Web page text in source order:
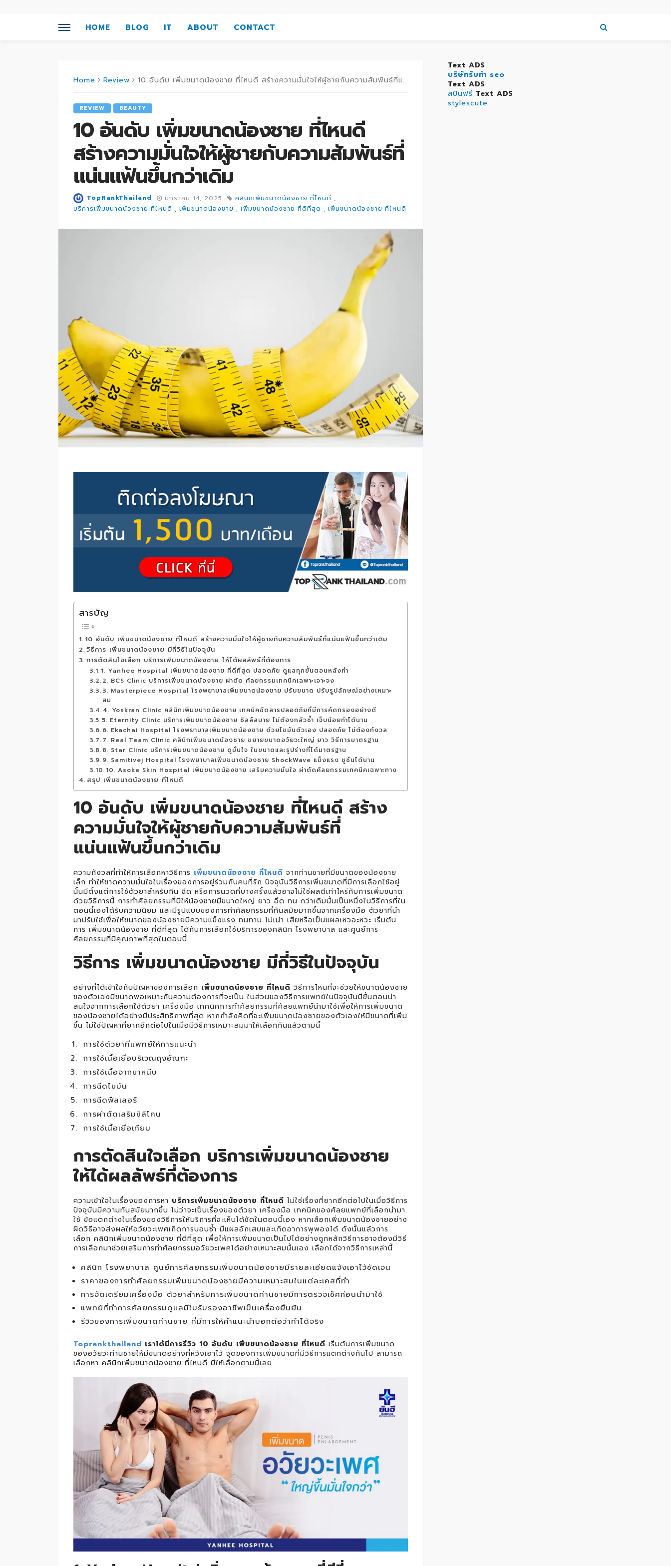
HOME BLOG IT ABOUT CONTACT
Home Review 10 อันดับ เพิ่มขนาดน้องชาย ที่ไหนดี สร้างความมั่นใจให้ผู้ชายกับความสัมพันธ์ที่แน่นแฟ้นขึ้นกว่าเดิม
REVIEW BEAUTY
10 อันดับ เพิ่มขนาดน้องชาย ที่ไหนดี
สร้างความมั่นใจให้ผู้ชายกับความสัมพันธ์ที่
แน่นแฟ้นขึ้นกว่าเดิม
TopRankThailand มกราคม 14, 2025
คลินิกเพิ่มขนาดน้องชาย ที่ไหนดี
บริการเพิ่มขนาดน้องชาย ที่ไหนดี
เพิ่มขนาดน้องชาย เพิ่มขนาดน้องชาย ที่ดีที่สุด เพิ่มขนาดน้องชาย ที่ไหนดี
สารบัญ
10 อันดับ เพิ่มขนาดน้องชาย ที่ไหนดี สร้างความมั่นใจให้ผู้ชายกับความสัมพันธ์ที่แน่นแฟ้นขึ้นกว่าเดิม
วิธีการ เพิ่มขนาดน้องชาย มีกี่วิธีในปัจจุบัน
การตัดสินใจเลือก บริการเพิ่มขนาดน้องชาย ให้ได้ผลลัพธ์ที่ต้องการ
1. Yanhee Hospital เพิ่มขนาดน้องชาย ที่ดีที่สุด ปลอดภัย ดูแลทุกขั้นตอนหลังทำ
2. BCS Clinic บริการเพิ่มขนาดน้องชาย ผ่าตัด ศัลยกรรมเทคนิคเฉพาะเจาะจง
3. Masterpiece Hospital โรงพยาบาลเพิ่มขนาดน้องชาย ปรับขนาด ปรับรูปลักษณ์อย่างเหมาะ
สม
4. Yoskran Clinic คลินิกเพิ่มขนาดน้องชาย เทคนิคฉีดสารปลอดภัยที่มีการคัดกรองอย่างดี
5. Eternity Clinic บริการเพิ่มขนาดน้องชาย ชิลล์สบาย ไม่ต้องกลัวช้ำ เจ็บน้อยทำได้นาน
6. Ekachai Hospital โรงพยาบาลเพิ่มขนาดน้องชาย ด้วยไขมันตัวเอง ปลอดภัย ไม่ต้องกังวล
7. Real Team Clinic คลินิกเพิ่มขนาดน้องชาย ขยายขนาดอวัยวะใหญ่ ยาว วิธีการมาตรฐาน
8. Star Clinic บริการเพิ่มขนาดน้องชาย ดูมั่นใจ ในขนาดและรูปร่างที่ได้มาตรฐาน
9. Samitivej Hospital โรงพยาบาลเพิ่มขนาดน้องชาย ShockWave แข็งแรง ชูชันได้นาน
10. Asoke Skin Hospital เพิ่มขนาดน้องชาย เสริมความมั่นใจ ผ่าตัดศัลยกรรมเทคนิคเฉพาะทาง
สรุป เพิ่มขนาดน้องชาย ที่ไหนดี
10 อันดับ เพิ่มขนาดน้องชาย ที่ไหนดี สร้าง
ความมั่นใจให้ผู้ชายกับความสัมพันธ์ที่
แน่นแฟ้นขึ้นกว่าเดิม
ความกังวลที่ทำให้การเลือกหาวิธีการ เพิ่มขนาดน้องชาย ที่ไหนดี จากท่านชายที่มีขนาดของน้องชาย
เล็ก ทำให้ขาดความมั่นใจในเรื่องของการอยู่ร่วมกับคนที่รัก ปัจจุบันวิธีการเพิ่มขนาดที่มีการเลือกใช้อยู่
นั้นมีตั้งแต่การใช้ตัวยาสำหรับกิน ฉีด หรือการนวดที่บางครั้งแล้วอาจไม่ใช่ผลดีเท่าไหร่กับการเพิ่มขนาด
ด้วยวิธีการนี้ การทำศัลยกรรมที่มีให้น้องชายมีขนาดใหญ่ ยาว อึด ทน กว่าเดิมนั้นเป็นหนึ่งในวิธีการที่ใน
ตอนนี้เองได้รับความนิยม และมีรูปแบบของการทำศัลยกรรมที่ทันสมัยมากขึ้นจากเครื่องมือ ตัวยาที่นำ
มาปรับใช้เพื่อให้ขนาดของน้องชายมีความแข็งแรง ทนทาน ไม่เน่า เสียหรือเป็นแผลเหวอะหวะ เริ่มต้น
การ เพิ่มขนาดน้องชาย ที่ดีที่สุด ได้กับการเลือกใช้บริการของคลินิก โรงพยาบาล และศูนย์การ
ศัลยกรรมที่มีคุณภาพที่สุดในตอนนี้
วิธีการ เพิ่มขนาดน้องชาย มีกี่วิธีในปัจจุบัน
อย่างที่ได้เข้าใจกับปัญหาของการเลือก เพิ่มขนาดน้องชาย ที่ไหนดี วิธีการไหนที่จะช่วยให้ขนาดน้องชาย
ของตัวเองมีขนาดพอเหมาะกับความต้องการที่จะเป็น ในส่วนของวิธีการแพทย์ในปัจจุบันมีขั้นตอนน่า
สนใจจากการเลือกใช้ตัวยา เครื่องมือ เทคนิคการทำศัลยกรรมที่ศัลยแพทย์นำมาใช้เพื่อให้การเพิ่มขนาด
ของน้องชายได้อย่างมีประสิทธิภาพที่สุด หากกำลังคิดที่จะเพิ่มขนาดน้องชายของตัวเองให้มีขนาดที่เพิ่ม
ขึ้น ไม่ใช่ปัญหาที่ยากอีกต่อไปในเมื่อมีวิธีการเหมาะสมมาให้เลือกกันแล้วตามนี้
การใช้ตัวยาที่แพทย์ให้การแนะนำ
การใช้เนื้อเยื่อบริเวณถุงอัณฑะ
การใช้เนื้อจากขาหนีบ
การฉีดไขมัน
การฉีดฟืลเลอร์
การผ่าตัดเสริมซิลิโคน
การใช้เนื้อเยื่อเทียม
การตัดสินใจเลือก บริการเพิ่มขนาดน้องชาย
ให้ได้ผลลัพธ์ที่ต้องการ
ความเข้าใจในเรื่องของการหา บริการเพิ่มขนาดน้องชาย ที่ไหนดี ไม่ใช่เรื่องที่ยากอีกต่อไปในเมื่อวิธีการ
ปัจจุบันมีความทันสมัยมากขึ้น ไม่ว่าจะเป็นเรื่องของตัวยา เครื่องมือ เทคนิคของศัลยแพทย์ที่เลือกนำมา
ใช้ ข้อแตกต่างในเรื่องของวิธีการให้บริการที่จะเห็นได้ชัดในตอนนี้เอง หากเลือกเพิ่มขนาดน้องชายอย่าง
ผิดวิธีอาจส่งผลให้อวัยวะเพศเกิดการบอบช้ำ มีแผลอักเสบและเกิดอาการพุพองได้ ดังนั้นแล้วการ
เลือก คลินิกเพิ่มขนาดน้องชาย ที่ดีที่สุด เพื่อให้การเพิ่มขนาดเป็นไปได้อย่างถูกหลักวิธีการอาจต้องมีวิธี
การเลือกมาช่วยเสริมการทำศัลยกรรมอวัยวะเพศได้อย่างเหมาะสมนั้นเอง เลือกได้จากวิธีการเหล่านี้
คลินิก โรงพยาบาล ศูนย์การศัลยกรรมเพิ่มขนาดน้องชายมีรายละเอียดแจ้งเอาไว้ชัดเจน
ราคาของการทำศัลยกรรมเพิ่มขนาดน้องชายมีความเหมาะสมในแต่ละเคสที่ทำ
การจัดเตรียมเครื่องมือ ตัวยาสำหรับการเพิ่มขนาดท่านชายมีการตรวจเช็คก่อนนำมาใช้
แพทย์ที่ทำการศัลยกรรมดูแลมีใบรับรองอาชีพเป็นเครื่องยืนยัน
รีวิวของการเพิ่มขนาดท่านชาย ที่มีการให้คำแนะนำบอกต่อว่าทำได้จริง
Toprankthailand เราได้มีการรีวิว 10 อันดับ เพิ่มขนาดน้องชาย ที่ไหนดี เริ่มต้นการเพิ่มขนาด
ของอวัยวะท่านชายให้มีขนาดอย่างที่หวังเอาไว้ จุดของการเพิ่มขนาดที่มีวิธีการแตกต่างกันไป สามารถ
เลือกหา คลินิกเพิ่มขนาดน้องชาย ที่ไหนดี มีให้เลือกตามนี้เลย
Text ADS
บริษัทรับทำ seo
Text ADS
สปินฟรี Text ADS
stylescute